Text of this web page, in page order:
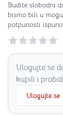
Budite slobodni
bismo bili u
potpunosti
Reviews
Ulogujte se
kupili i
Ulogujte se